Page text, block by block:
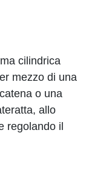
cilindrica
mezzo di una
o una
allo
regolando il